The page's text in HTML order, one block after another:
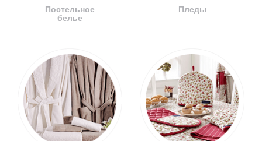
Постельное
белье
Пледы